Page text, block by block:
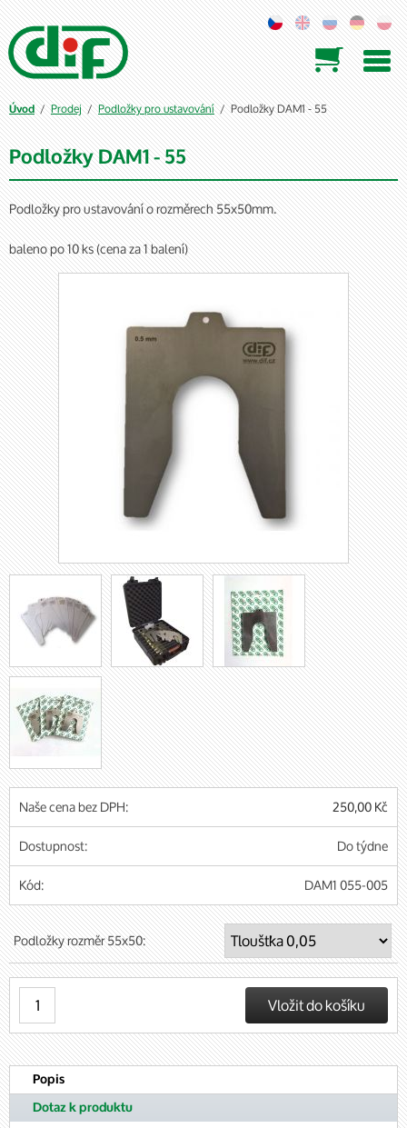

Úvod/Prodej/Podložky pro ustavování/ Podložky DAM1 - 55
Podložky DAM1 - 55
Podložky pro ustavování o rozměrech 55x50mm.
baleno po 10 ks (cena za 1 balení)
Naše cena bez DPH:
250,00 Kč
Dostupnost:
Do týdne
Kód:
DAM1 055-005
Podložky rozměr 55x50:
Popis
Dotaz k produktu